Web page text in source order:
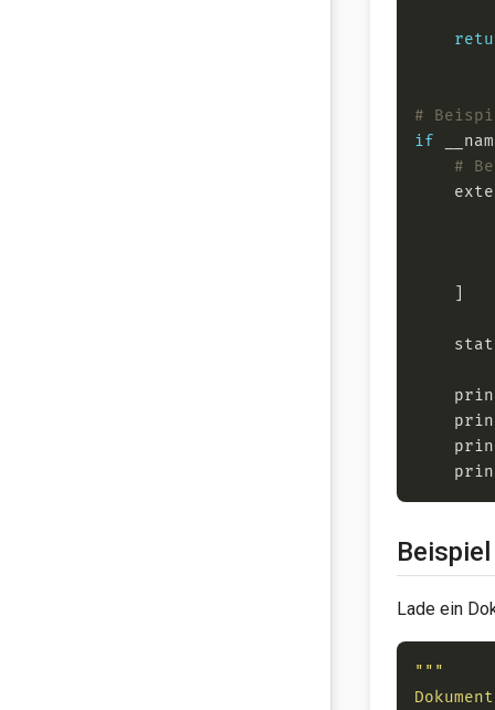
#
if
#
Lade ein